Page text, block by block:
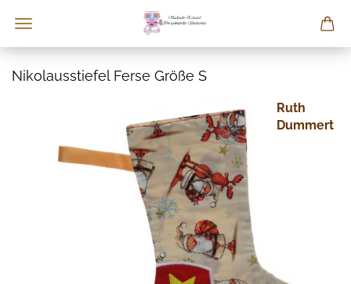
Nikolausstiefel Ferse Größe S
Ruth
Dummert